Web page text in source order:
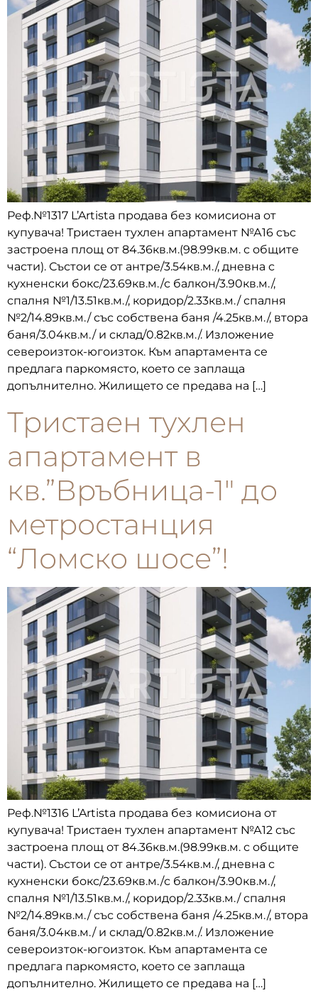
Реф.№1317 L’Artista продава без комисиона от
купувача! Тристаен тухлен апартамент №А16 със
застроена площ от 84.36кв.м.(98.99кв.м. с общите
части). Състои се от антре/3.54кв.м./, дневна с
кухненски бокс/23.69кв.м./с балкон/3.90кв.м./,
спалня №1/13.51кв.м./, коридор/2.33кв.м./ спалня
№2/14.89кв.м./ със собствена баня /4.25кв.м./, втора
баня/3.04кв.м./ и склад/0.82кв.м./. Изложение
североизток-югоизток. Към апартамента се
предлага паркомясто, което се заплаща
допълнително. Жилището се предава на […]
Тристаен тухлен
апартамент в
кв.”Връбница-1″ до
метростанция
“Ломско шосе”!
Реф.№1316 L’Artista продава без комисиона от
купувача! Тристаен тухлен апартамент №А12 със
застроена площ от 84.36кв.м.(98.99кв.м. с общите
части). Състои се от антре/3.54кв.м./, дневна с
кухненски бокс/23.69кв.м./с балкон/3.90кв.м./,
спалня №1/13.51кв.м./, коридор/2.33кв.м./ спалня
№2/14.89кв.м./ със собствена баня /4.25кв.м./, втора
баня/3.04кв.м./ и склад/0.82кв.м./. Изложение
североизток-югоизток. Към апартамента се
предлага паркомясто, което се заплаща
допълнително. Жилището се предава на […]